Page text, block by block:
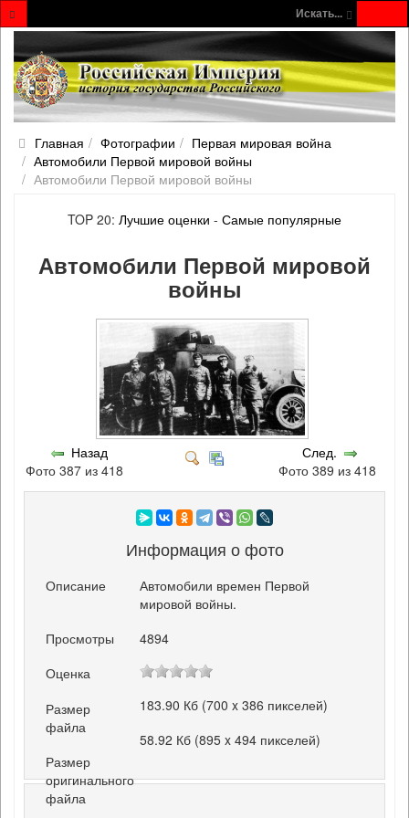
Искать...
Главная Фотографии
Первая мировая война
Автомобили Первой мировой войны
Автомобили Первой мировой войны
TOP 20: Лучшие оценки - Самые популярные
Автомобили Первой мировой
войны
Назад
Фото 387 из 418
След.
Фото 389 из 418
Информация о фото
Описание
Автомобили времен Первой
мировой войны.
Просмотры
4894
Оценка
Размер
файла
183.90 Кб (700 x 386 пикселей)
Размер
оригинального
файла
58.92 Кб (895 x 494 пикселей)